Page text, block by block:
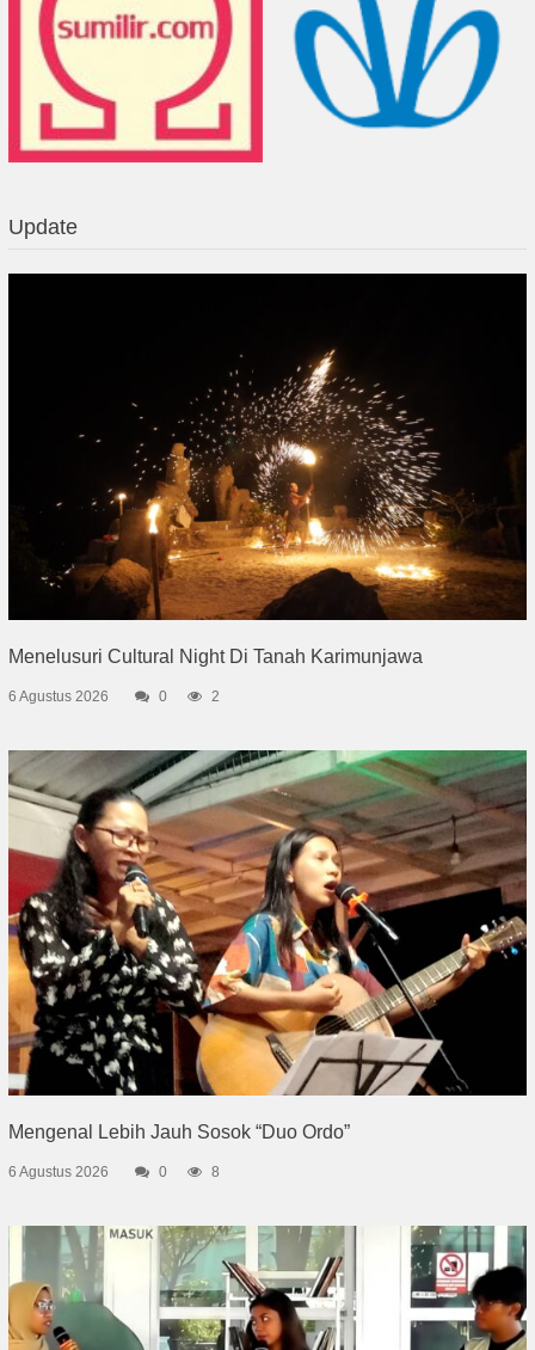
Update
Menelusuri Cultural Night Di Tanah Karimunjawa
6 Agustus 2026 0 2
Mengenal Lebih Jauh Sosok “Duo Ordo”
6 Agustus 2026 0 8